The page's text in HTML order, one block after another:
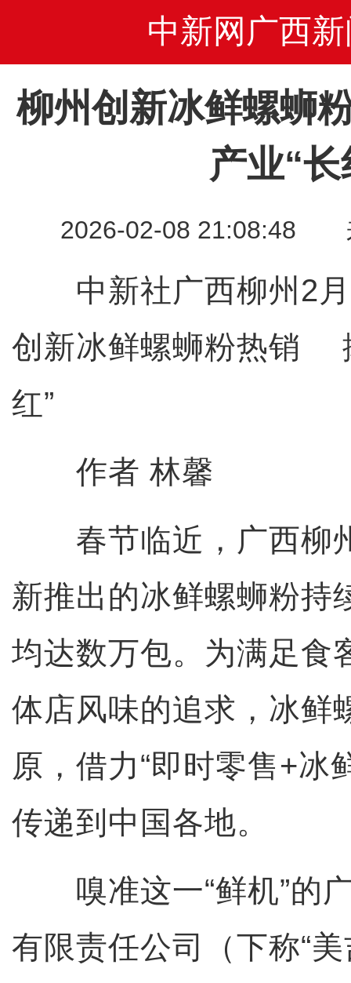
中新网广西新
柳州创新冰鲜螺蛳
产业“长
2026-02-08 21:08:48
中新社广西柳州2月
创新冰鲜螺蛳粉热销
红”
作者 林馨
春节临近，广西柳
新推出的冰鲜螺蛳粉持
均达数万包。为满足食
体店风味的追求，冰鲜
原，借力“即时零售+冰
传递到中国各地。
嗅准这一“鲜机”的
有限责任公司（下称“